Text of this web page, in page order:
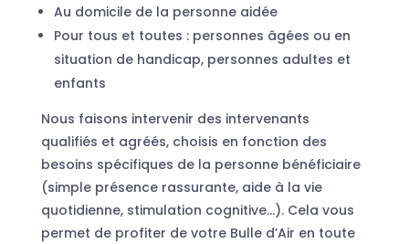
Au domicile de la personne aidée
Pour tous et toutes : personnes âgées ou en
situation de handicap, personnes adultes et
enfants
Nous faisons intervenir des intervenants
qualifiés et agréés, choisis en fonction des
besoins spécifiques de la personne bénéficiaire
(simple présence rassurante, aide à la vie
quotidienne, stimulation cognitive…). Cela vous
permet de profiter de votre Bulle d’Air en toute